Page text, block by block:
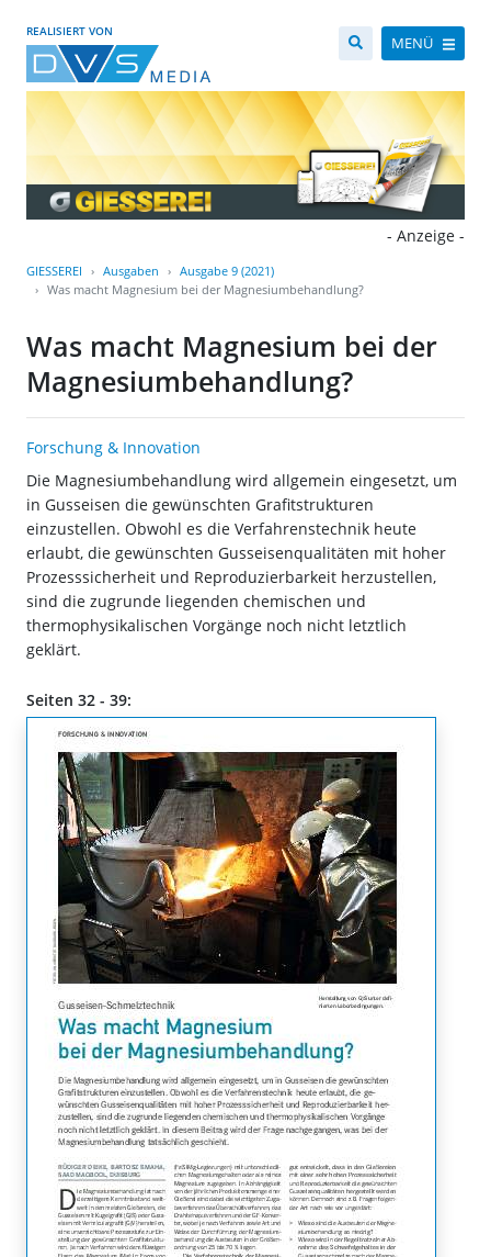
REALISIERT VON
MENÜ
- Anzeige -
GIESSEREI Ausgaben
Ausgabe 9 (2021)
Was macht Magnesium bei der Magnesiumbehandlung?
Was macht Magnesium bei der
Magnesiumbehandlung?
Forschung & Innovation
Die Magnesiumbehandlung wird allgemein eingesetzt, um
in Gusseisen die gewünschten Grafitstrukturen
einzustellen. Obwohl es die Verfahrenstechnik heute
erlaubt, die gewünschten Gusseisenqualitäten mit hoher
Prozesssicherheit und Reproduzierbarkeit herzustellen,
sind die zugrunde liegenden chemischen und
thermophysikalischen Vorgänge noch nicht letztlich
geklärt.
Seiten 32 - 39: